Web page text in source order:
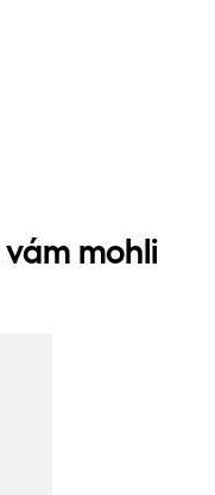
mohli